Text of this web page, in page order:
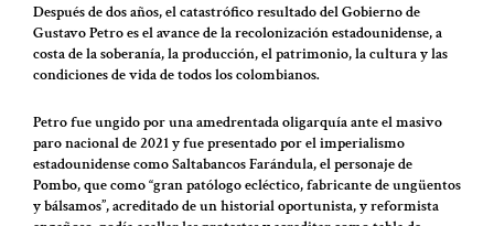
Después de dos años, el catastrófico resultado del Gobierno de
Gustavo Petro es el avance de la recolonización estadounidense, a
costa de la soberanía, la producción, el patrimonio, la cultura y las
condiciones de vida de todos los colombianos.
Petro fue ungido por una amedrentada oligarquía ante el masivo
paro nacional de 2021 y fue presentado por el imperialismo
estadounidense como Saltabancos Farándula, el personaje de
Pombo, que como “gran patólogo ecléctico, fabricante de ungüentos
y bálsamos”, acreditado de un historial oportunista, y reformista